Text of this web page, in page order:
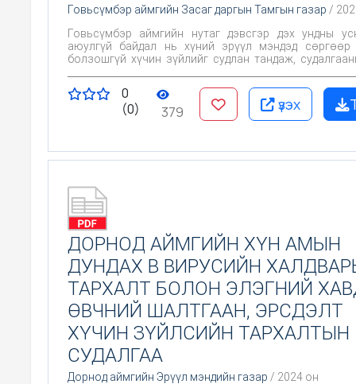
Говьсүмбэр аймгийн Засаг даргын Тамгын газар /
Говьсүмбэр аймгийн нутаг дэвсгэр дэх ундны
аюулгүй байдал нь хүний эрүүл мэндэд
болзошгүй хүчин зүйлийг судлан тандаж,
0
(0)
379 үзэх
ДОРНОД АЙМГИЙН ХҮН АМЫН
ДУНДАХ В ВИРУСИЙН
ТАРХАЛТ БОЛОН ЭЛЭГНИЙ
ӨВЧНИЙ ШАЛТГААН, ЭРСДЭЛТ
ХҮЧИН ЗҮЙЛСИЙН ТАРХАЛТЫН
СУДАЛГАА
Дорнод аймгийн Эрүүл мэндийн газар / 2024 он